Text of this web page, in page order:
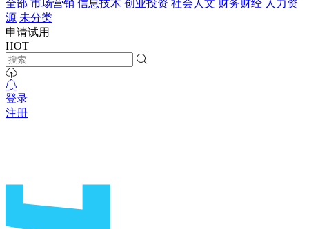
全部 市场营销 信息技术 创业投资 社会人文 财务财经 人力资
源 未分类
申请试用
HOT
登录
注册